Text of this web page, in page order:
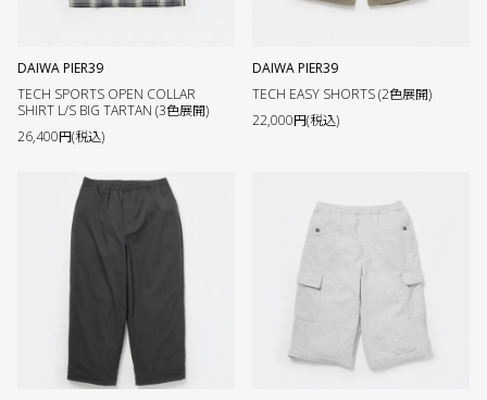
DAIWA PIER39
TECH SPORTS OPEN COLLAR
SHIRT L/S BIG TARTAN (3色展開)
26,400円(税込)
DAIWA PIER39
TECH EASY SHORTS (2色展開)
22,000円(税込)